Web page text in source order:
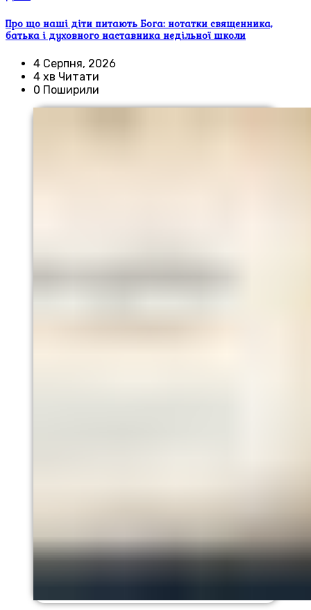
Про що наші діти питають Бога: нотатки священника,
батька і духовного наставника недільної школи
4 Серпня, 2026
4 хв Читати
0 Поширили